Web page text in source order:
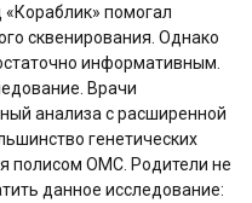
помогал
сквенирования. Однако
информативным.
Врачи
анализа с расширенной
генетических
полисом ОМС. Родители не
данное исследование: